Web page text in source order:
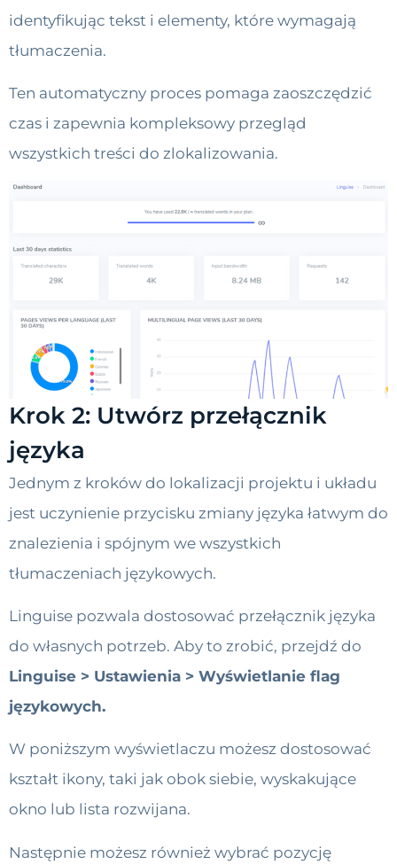
identyfikując tekst i elementy, które wymagają
tłumaczenia.
Ten automatyczny proces pomaga zaoszczędzić
czas i zapewnia kompleksowy przegląd
wszystkich treści do zlokalizowania.
Krok 2: Utwórz przełącznik
języka
Jednym z kroków do lokalizacji projektu i układu
jest uczynienie przycisku zmiany języka łatwym do
znalezienia i spójnym we wszystkich
tłumaczeniach językowych.
Linguise pozwala dostosować przełącznik języka
do własnych potrzeb. Aby to zrobić, przejdź do
Linguise > Ustawienia > Wyświetlanie flag
językowych.
W poniższym wyświetlaczu możesz dostosować
kształt ikony, taki jak obok siebie, wyskakujące
okno lub lista rozwijana.
Następnie możesz również wybrać pozycję